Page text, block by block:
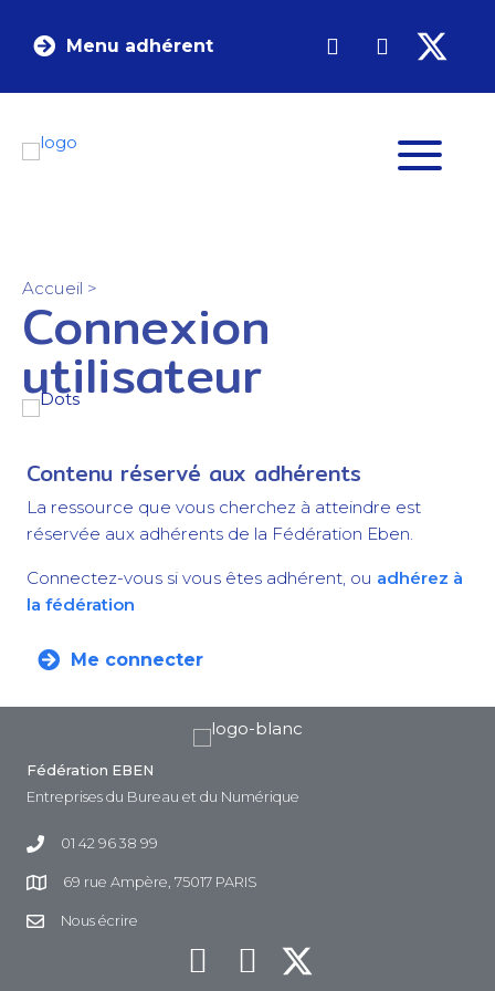
Menu adhérent
Accueil >
Connexion
utilisateur
Contenu réservé aux adhérents
La ressource que vous cherchez à atteindre est
réservée aux adhérents de la Fédération Eben.
Connectez-vous si vous êtes adhérent, ou adhérez à
la fédération
Me connecter
Fédération EBEN
Entreprises du Bureau et du Numérique
01 42 96 38 99
69 rue Ampère, 75017 PARIS
Nous écrire